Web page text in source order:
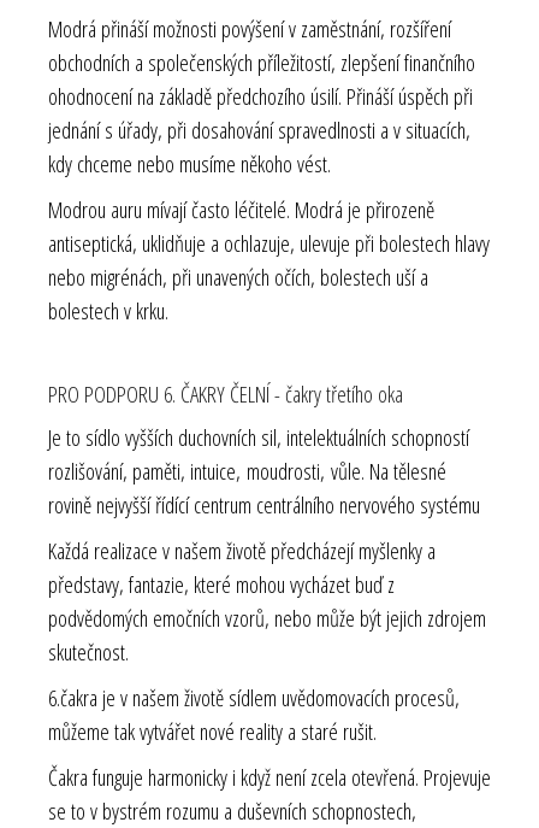
Modrá přináší možnosti povýšení v zaměstnání, rozšíření
obchodních a společenských příležitostí, zlepšení finančního
ohodnocení na základě předchozího úsilí. Přináší úspěch při
jednání s úřady, při dosahování spravedlnosti a v situacích,
kdy chceme nebo musíme někoho vést.
Modrou auru mívají často léčitelé. Modrá je přirozeně
antiseptická, uklidňuje a ochlazuje, ulevuje při bolestech hlavy
nebo migrénách, při unavených očích, bolestech uší a
bolestech v krku.
PRO PODPORU 6. ČAKRY ČELNÍ - čakry třetího oka
Je to sídlo vyšších duchovních sil, intelektuálních schopností
rozlišování, paměti, intuice, moudrosti, vůle. Na tělesné
rovině nejvyšší řídící centrum centrálního nervového systému
Každá realizace v našem životě předcházejí myšlenky a
představy, fantazie, které mohou vycházet buď z
podvědomých emočních vzorů, nebo může být jejich zdrojem
skutečnost.
6.čakra je v našem životě sídlem uvědomovacích procesů,
můžeme tak vytvářet nové reality a staré rušit.
Čakra funguje harmonicky i když není zcela otevřená. Projevuje
se to v bystrém rozumu a duševních schopnostech,